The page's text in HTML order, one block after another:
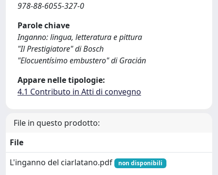
978-88-6055-327-0
Parole chiave
Inganno: lingua, letteratura e pittura
"Il Prestigiatore" di Bosch
"Elocuentísimo embustero" di Gracián
Appare nelle tipologie:
4.1 Contributo in Atti di convegno
File in questo prodotto:
File
L'inganno del ciarlatano.pdf
non disponibili